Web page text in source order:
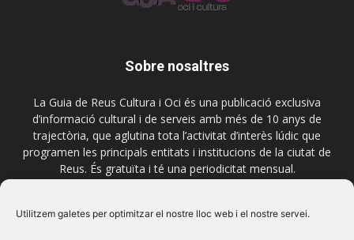
Utilitzem galetes per optimitzar el nostre lloc web i el nostre servei.
Sobre nosaltres
La Guia de Reus Cultura i Oci és una publicació exclusiva
d’informació cultural i de serveis amb més de 10 anys de
trajectòria, que aglutina tota l’activitat d’interès lúdic que
programen les principals entitats i institucions de la ciutat de
Reus. És gratuïta i té una periodicitat mensual.